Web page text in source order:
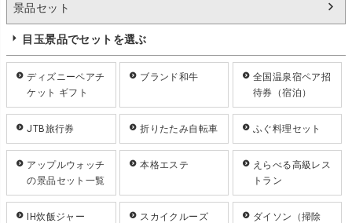
景品セット
目玉景品でセットを選ぶ
ディズニーペアチ
ケット ギフト
ブランド和牛
全国温泉宿ペア招
待券（宿泊）
JTB旅行券 折りたたみ自転車 ふぐ料理セット
アップルウォッチ
の景品セット一覧
本格エステ
えらべる高級レス
トラン
IH炊飯ジャー スカイクルーズ
ダイソン（掃除